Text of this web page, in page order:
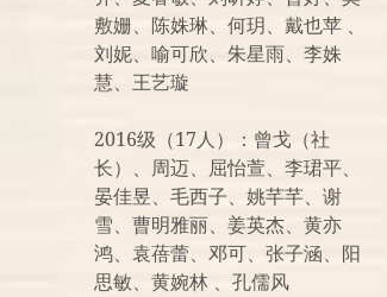
敷姗、陈姝琳、何玥、戴也苹 、
刘妮、喻可欣、朱星雨、李姝
慧、王艺璇
2016级（17人）：曾戈（社
长）、周迈、屈怡萱、李珺平、
晏佳昱、毛西子、姚芊芊、谢
雪、曹明雅丽、姜英杰、黄亦
鸿、袁蓓蕾、邓可、张子涵、阳
思敏、黄婉林 、孔儒风